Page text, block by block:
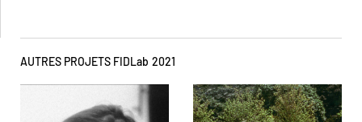
AUTRES PROJETS FIDLab 2021